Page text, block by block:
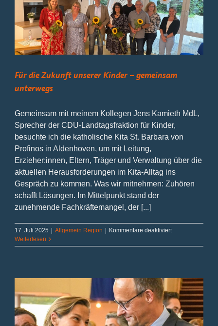
Für die Zukunft unserer Kinder – gemeinsam
unterwegs
Gemeinsam mit meinem Kollegen Jens Kamieth MdL,
Sprecher der CDU-Landtagsfraktion für Kinder,
besuchte ich die katholische Kita St. Barbara von
Profinos in Aldenhoven, um mit Leitung,
Erzieher:innen, Eltern, Träger und Verwaltung über die
aktuellen Herausforderungen im Kita-Alltag ins
Gespräch zu kommen. Was wir mitnehmen: Zuhören
schafft Lösungen. Im Mittelpunkt stand der
zunehmende Fachkräftemangel, der [...]
17. Juli 2025 | Allgemein Region | Kommentare deaktiviertfür
die
gemeinsam
unterwegs
Weiterlesen